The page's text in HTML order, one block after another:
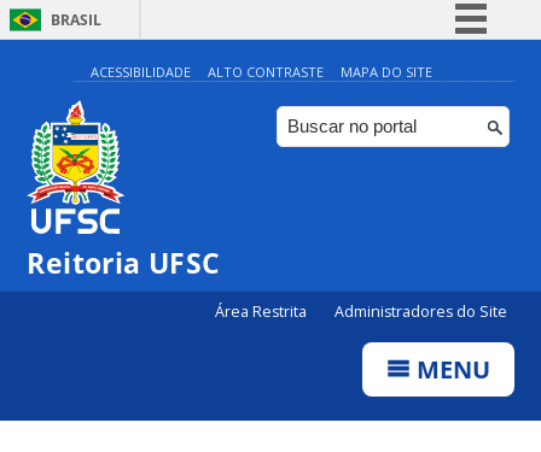
BRASIL
Simplifique!
Comunica BR
Participe
ACESSIBILIDADE ALTO CONTRASTE MAPA DO SITE
Reitoria UFSC
Área Restrita Administradores do Site
MENU